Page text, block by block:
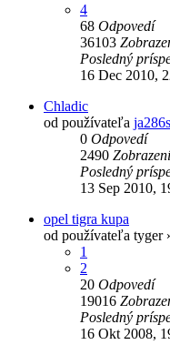
4
68 Odpovedí
36103
Posledný
16 Dec 2010,
Chladic
od používateľa
0 Odpovedí
2490 Zobrazení
Posledný
13 Sep 2010,
opel tigra kupa
od používateľa tyger
1
2
20 Odpovedí
19016
Posledný
16 Okt 2008,